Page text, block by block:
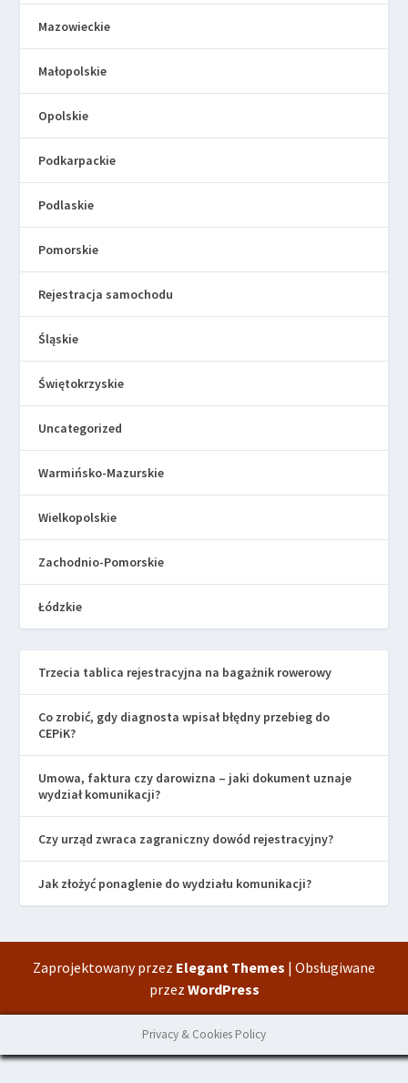
Mazowieckie
Małopolskie
Opolskie
Podkarpackie
Podlaskie
Pomorskie
Rejestracja samochodu
Śląskie
Świętokrzyskie
Uncategorized
Warmińsko-Mazurskie
Wielkopolskie
Zachodnio-Pomorskie
Łódzkie
Trzecia tablica rejestracyjna na bagażnik rowerowy
Co zrobić, gdy diagnosta wpisał błędny przebieg do
CEPiK?
Umowa, faktura czy darowizna – jaki dokument uznaje
wydział komunikacji?
Czy urząd zwraca zagraniczny dowód rejestracyjny?
Jak złożyć ponaglenie do wydziału komunikacji?
Zaprojektowany przez Elegant Themes | Obsługiwane
przez WordPress
Privacy & Cookies Policy